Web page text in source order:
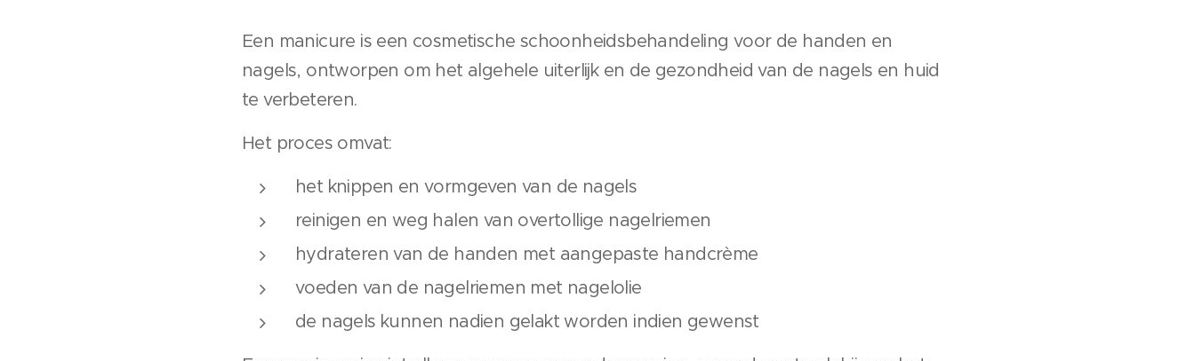
Een manicure is een cosmetische schoonheidsbehandeling voor de handen en
nagels, ontworpen om het algehele uiterlijk en de gezondheid van de nagels en huid
te verbeteren.
Het proces omvat:
het knippen en vormgeven van de nagels
reinigen en weg halen van overtollige nagelriemen
hydrateren van de handen met aangepaste handcrème
voeden van de nagelriemen met nagelolie
de nagels kunnen nadien gelakt worden indien gewenst